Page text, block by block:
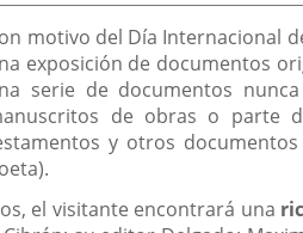
motivo del Día Internacional
exposición de documentos
serie de documentos
de obras o parte
y otros
el visitante encontrará una